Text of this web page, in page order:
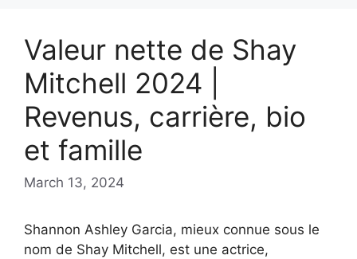
Valeur nette de Shay
Mitchell 2024 |
Revenus, carrière, bio
et famille
March 13, 2024
Shannon Ashley Garcia, mieux connue sous le
nom de Shay Mitchell, est une actrice,